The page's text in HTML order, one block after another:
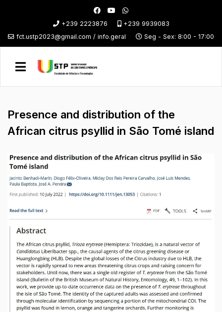
+239 2223876
+239 9939083
fct.ustp2023@gmail.com / info.geral
Seg - Sex: 8:00 - 17:00
Presence and distribution of the
African citrus psyllid in São Tomé island